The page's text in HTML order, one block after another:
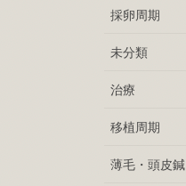
採卵周期
未分類
治療
移植周期
薄毛・頭皮鍼